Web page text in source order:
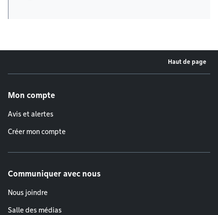
Haut de page
Mon compte
Avis et alertes
Créer mon compte
Communiquer avec nous
Nous joindre
Salle des médias